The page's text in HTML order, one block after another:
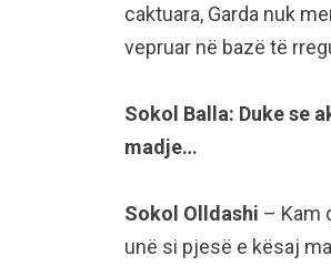
caktuara, Garda nuk
vepruar në bazë të
Sokol Balla: Duke se
madje…
Sokol Olldashi – Kam
unë si pjesë e kësaj